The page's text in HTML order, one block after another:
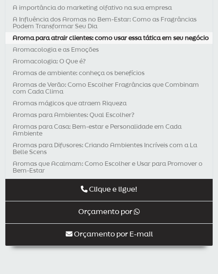
A importância do marketing olfativo na sua empresa
A Influência dos Aromas no Bem-Estar: Como as Fragrâncias
Podem Transformar Seu Dia
Aroma para atrair clientes: como usar essa tática em seu negócio
Aromacologia e as Emoções
Aromacologia: O Que é?
Aromas de ambiente: conheça os benefícios
Aromas de Verão: Como Escolher Fragrâncias que Combinam
com Cada Clima
Aromas mágicos que atraem Riqueza
Aromas para Ambientes: Qual Escolher?
Aromas para Casa: Bem-estar e Personalidade em Cada
Ambiente
Aromas para Difusores: Criando Ambientes Incríveis com a La
Belle Scens
Aromas que Acalmam: Como Escolher e Usar para Promover o
Bem-Estar
Aromaterapia e Sistema Imunológico: Como Fortalecer a Saúde
com Aromas
Aromaterapia é uma ótima opção para presente de Natal
Aromaterapia para Crianças: Benefícios e Cuidados
Aromaterapia para Pets: Benefícios para a Saúde dos Nossos
Clique e ligue!
Orçamento por
Orçamento por E-mail